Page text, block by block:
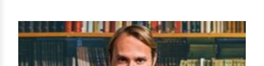
non colpevole dell’accusa di stupro, poiché il […]